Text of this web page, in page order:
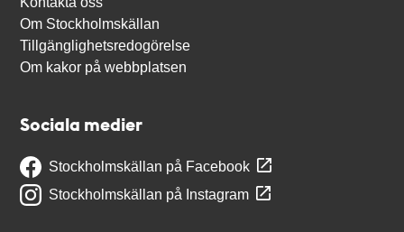
Om Stockholmskällan
Tillgänglighetsredogörelse
Om kakor på webbplatsen
Sociala medier
Stockholmskällan på Facebook
Stockholmskällan på Instagram